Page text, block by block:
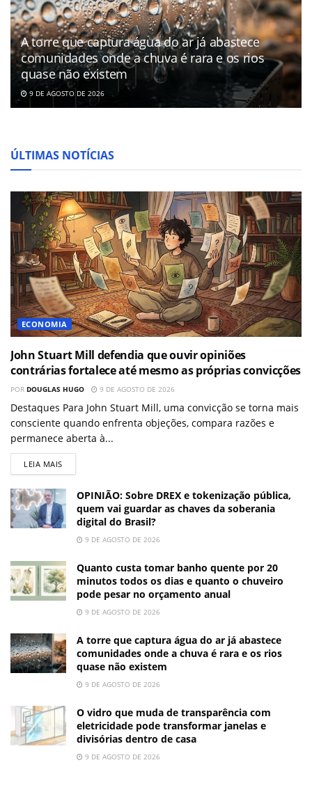
A torre que captura água do ar já abastece
comunidades onde a chuva é rara e os rios
quase não existem
9 DE AGOSTO DE 2026
ÚLTIMAS NOTÍCIAS
ECONOMIA
John Stuart Mill defendia que ouvir opiniões
contrárias fortalece até mesmo as próprias convicções
POR DOUGLAS HUGO 9 DE AGOSTO DE 2026
Destaques Para John Stuart Mill, uma convicção se torna mais
consciente quando enfrenta objeções, compara razões e
permanece aberta à...
LEIA MAIS
OPINIÃO: Sobre DREX e tokenização pública,
quem vai guardar as chaves da soberania
digital do Brasil?
9 DE AGOSTO DE 2026
Quanto custa tomar banho quente por 20
minutos todos os dias e quanto o chuveiro
pode pesar no orçamento anual
9 DE AGOSTO DE 2026
A torre que captura água do ar já abastece
comunidades onde a chuva é rara e os rios
quase não existem
9 DE AGOSTO DE 2026
O vidro que muda de transparência com
eletricidade pode transformar janelas e
divisórias dentro de casa
9 DE AGOSTO DE 2026